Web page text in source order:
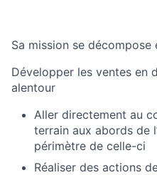
Sa mission se décompose
Développer les ventes en
alentour
Aller directement au
terrain aux abords de
périmètre de celle-ci
Réaliser des actions